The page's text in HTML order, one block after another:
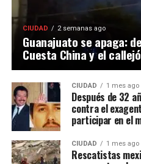
CIUDAD 2 semanas ago
Guanajuato se apaga:
Cuesta China y el
CIUDAD 1 mes ago
Después de 32
contra el
participar en el
CIUDAD 1 mes ago
Rescatistas